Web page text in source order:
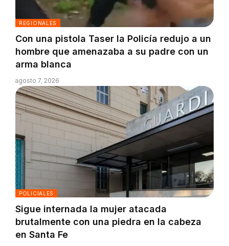
REGIONALES
Con una pistola Taser la Policía redujo a un
hombre que amenazaba a su padre con un
arma blanca
agosto 7, 2026
POLICIALES
Sigue internada la mujer atacada
brutalmente con una piedra en la cabeza
en Santa Fe